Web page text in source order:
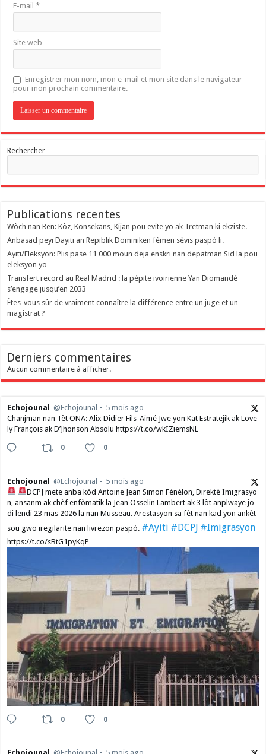
E-mail*
Site web
Enregistrer mon nom, mon e-mail et mon site dans le navigateur
pour mon prochain commentaire.
Rechercher
Publications recentes
Wòch nan Ren: Kòz, Konsekans, Kijan pou evite yo ak Tretman ki ekziste.
Anbasad peyi Dayiti an Repiblik Dominiken fèmen sèvis paspò li.
Ayiti/Eleksyon: Plis pase 11 000 moun deja enskri nan depatman Sid la pou
eleksyon yo
Transfert record au Real Madrid : la pépite ivoirienne Yan Diomandé
s’engage jusqu’en 2033
Êtes-vous sûr de vraiment connaître la différence entre un juge et un
magistrat ?
Derniers commentaires
Aucun commentaire à afficher.
Echojounal @Echojounal
5 mois ago
Chanjman nan Tèt ONA: Alix Didier Fils-Aimé Jwe yon Kat Estratejik ak Love
ly François ak D’Jhonson Absolu https://t.co/wkIZiemsNL
0 0
Echojounal @Echojounal
5 mois ago
DCPJ mete anba kòd Antoine Jean Simon Fénélon, Direktè Imigrasyo
n, ansanm ak chèf enfòmatik la Jean Osselin Lambert ak 3 lòt anplwaye jo
di lendi 23 mas 2026 la nan Musseau. Arestasyon sa fèt nan kad yon ankèt
sou gwo iregilarite nan livrezon paspò. #Ayiti #DCPJ #Imigrasyon
https://t.co/sBtG1pyKqP
0 0